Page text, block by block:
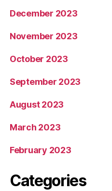
December 2023
November 2023
October 2023
September 2023
August 2023
March 2023
February 2023
Categories